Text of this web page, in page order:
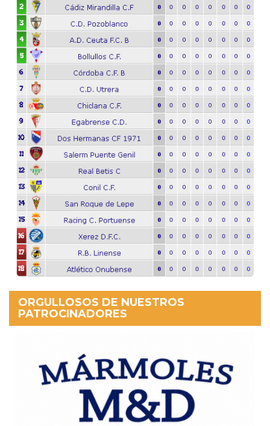
ORGULLOSOS DE NUESTROS
PATROCINADORES